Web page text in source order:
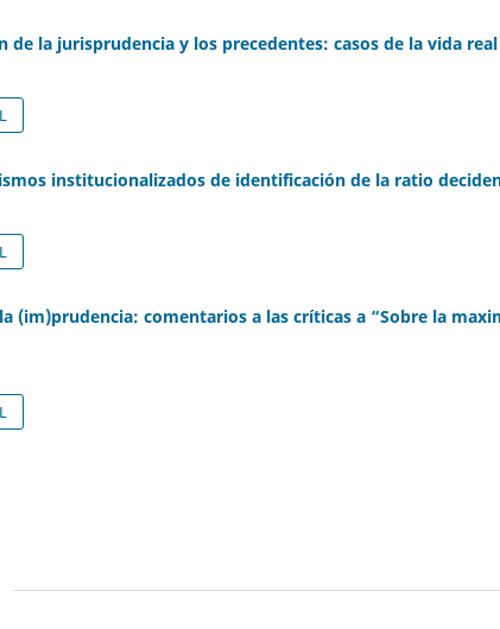
de la jurisprudencia y los precedentes: casos de la vida real
institucionalizados de identificación de la ratio
(im)prudencia: comentarios a las críticas a “Sobre la